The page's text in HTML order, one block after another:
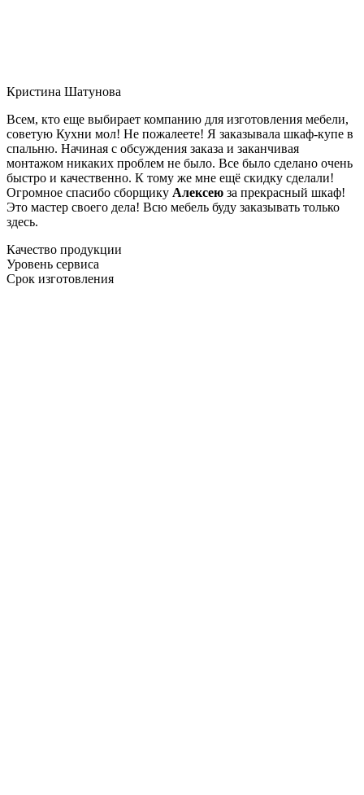
Кристина Шатунова
Всем, кто еще выбирает компанию для изготовления мебели,
советую Кухни мол! Не пожалеете! Я заказывала шкаф-купе в
спальню. Начиная с обсуждения заказа и заканчивая
монтажом никаких проблем не было. Все было сделано очень
быстро и качественно. К тому же мне ещё скидку сделали!
Огромное спасибо сборщику Алексею за прекрасный шкаф!
Это мастер своего дела! Всю мебель буду заказывать только
здесь.
Качество продукции
Уровень сервиса
Срок изготовления